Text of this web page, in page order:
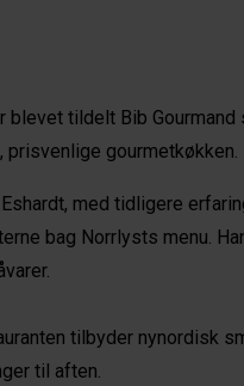
blevet tildelt Bib
gourmetkøkken.
med tidligere
bag Norrlysts menu.
tilbyder nynordisk
til aften.